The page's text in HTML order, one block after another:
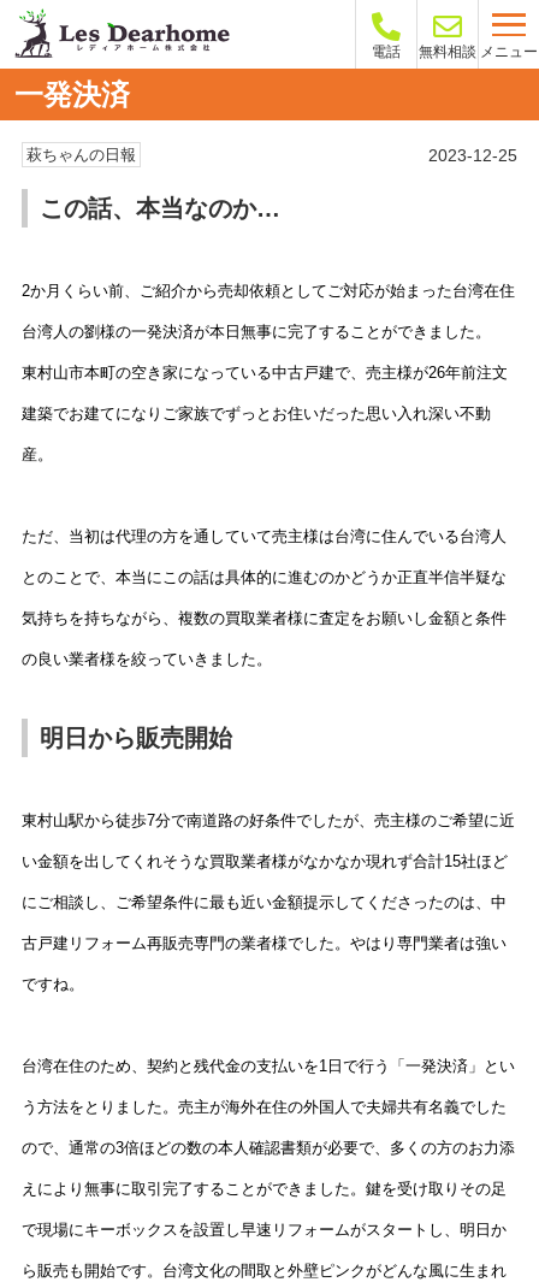
電話 無料相談 メニュー
一発決済
萩ちゃんの日報 2023-12-25
この話、本当なのか…
2か月くらい前、ご紹介から売却依頼としてご対応が始まった台湾在住
台湾人の劉様の一発決済が本日無事に完了することができました。
東村山市本町の空き家になっている中古戸建で、売主様が26年前注文
建築でお建てになりご家族でずっとお住いだった思い入れ深い不動
産。
ただ、当初は代理の方を通していて売主様は台湾に住んでいる台湾人
とのことで、本当にこの話は具体的に進むのかどうか正直半信半疑な
気持ちを持ちながら、複数の買取業者様に査定をお願いし金額と条件
の良い業者様を絞っていきました。
明日から販売開始
東村山駅から徒歩7分で南道路の好条件でしたが、売主様のご希望に近
い金額を出してくれそうな買取業者様がなかなか現れず合計15社ほど
にご相談し、ご希望条件に最も近い金額提示してくださったのは、中
古戸建リフォーム再販売専門の業者様でした。やはり専門業者は強い
ですね。
台湾在住のため、契約と残代金の支払いを1日で行う「一発決済」とい
う方法をとりました。売主が海外在住の外国人で夫婦共有名義でした
ので、通常の3倍ほどの数の本人確認書類が必要で、多くの方のお力添
えにより無事に取引完了することができました。鍵を受け取りその足
で現場にキーボックスを設置し早速リフォームがスタートし、明日か
ら販売も開始です。台湾文化の間取と外壁ピンクがどんな風に生まれ